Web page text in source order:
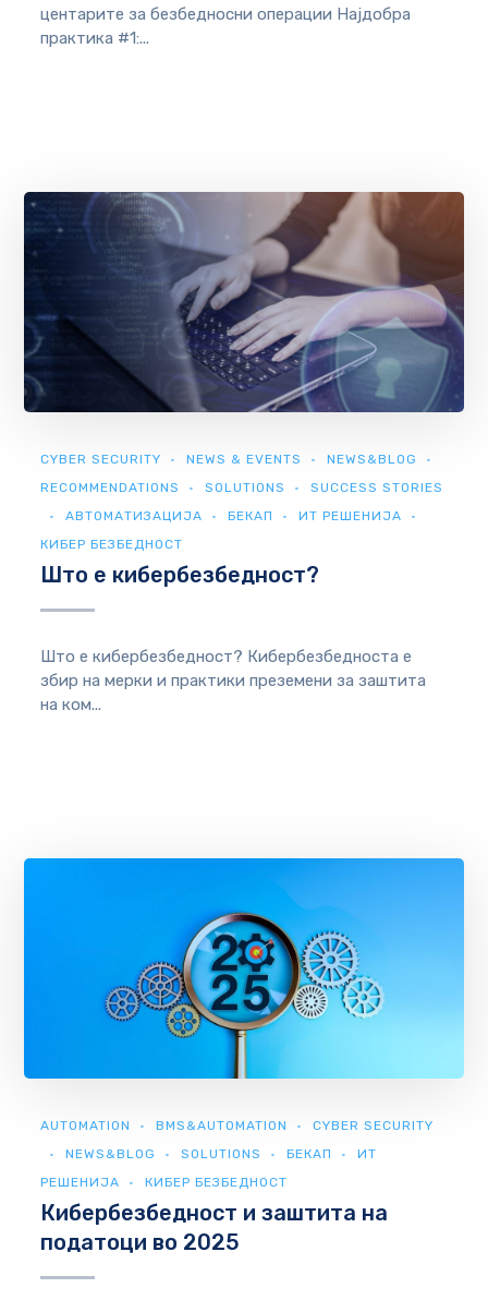
центарите за безбедносни операции Најдобра
практика #1:...
CYBER SECURITY NEWS & EVENTS
NEWS&BLOG
RECOMMENDATIONS
SOLUTIONS
SUCCESS STORIES
АВТОМАТИЗАЦИЈА
БЕКАП
ИТ РЕШЕНИЈА
КИБЕР БЕЗБЕДНОСТ
Што е кибербезбедност?
Што е кибербезбедност? Кибербезбедноста е
збир на мерки и практики преземени за заштита
на ком...
AUTOMATION BMS&AUTOMATION
CYBER SECURITY
NEWS&BLOG
SOLUTIONS БЕКАП
ИТ
РЕШЕНИЈА
КИБЕР БЕЗБЕДНОСТ
Кибербезбедност и заштита на
податоци во 2025